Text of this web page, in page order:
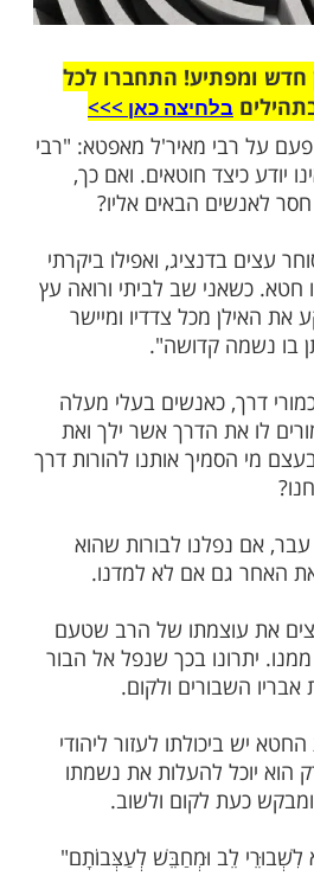
התחברו לכל
בלחיצה כאן >>>​
מאיר'ל מאפטא: "רבי
חוטאים. ואם כך,
הבאים אליו?
בדנציג, ואפילו ביקרתי
שב לביתי ורואה עץ
מכל צדדיו ומיישר
כאנשים בעלי מעלה
אותנו להורות דרך
לבורות שהוא